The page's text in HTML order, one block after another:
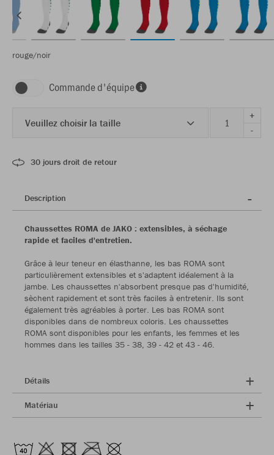
rouge/noir
Commande d'équipe
Veuillez choisir la taille
+
-
30 jours droit de retour
Description
Chaussettes ROMA de JAKO : extensibles, à séchage
rapide et faciles d'entretien.
Grâce à leur teneur en élasthanne, les bas ROMA sont
particulièrement extensibles et s'adaptent idéalement à la
jambe. Les chaussettes n'absorbent presque pas d'humidité,
sèchent rapidement et sont très faciles à entretenir. Ils sont
également très agréables à porter. Les bas ROMA sont
disponibles dans de nombreux coloris. Les chaussettes
ROMA sont disponibles pour les enfants, les femmes et les
hommes dans les tailles 35 - 38, 39 - 42 et 43 - 46.
Détails
Matériau